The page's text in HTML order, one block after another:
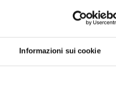
Informazioni sui cookie
ATM
altezza 56 mm -